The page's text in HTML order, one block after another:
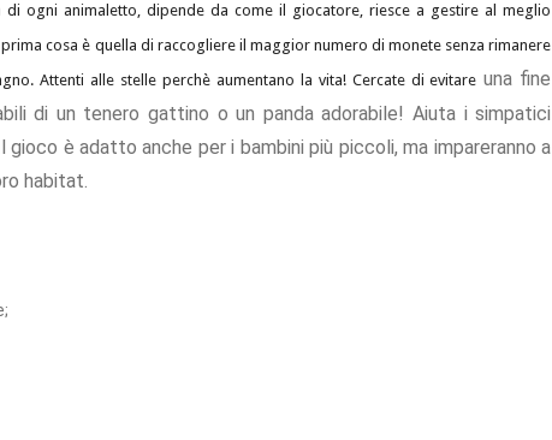
ogni animaletto, dipende da come il giocatore, riesce a gestire al meglio
prima cosa è quella di raccogliere il maggior numero di monete senza rimanere
Attenti alle stelle perchè aumentano la vita! Cercate di evitare una fine
di un tenero gattino o un panda adorabile! Aiuta i simpatici
è adatto anche per i bambini più piccoli, ma impareranno a
habitat.